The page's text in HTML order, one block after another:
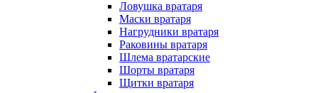
Ловушка вратаря
Маски вратаря
Нагрудники вратаря
Раковины вратаря
Шлема вратарские
Шорты вратаря
Щитки вратаря